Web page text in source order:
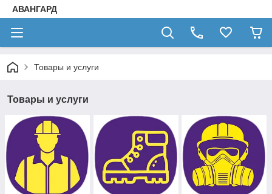
АВАНГАРД
Товары и услуги
Товары и услуги